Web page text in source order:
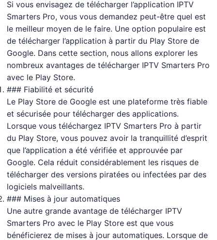
Si vous envisagez de télécharger l’application IPTV
Smarters Pro, vous vous demandez peut-être quel est
le meilleur moyen de le faire. Une option populaire est
de télécharger l’application à partir du Play Store de
Google. Dans cette section, nous allons explorer les
nombreux avantages de télécharger IPTV Smarters Pro
avec le Play Store.
### Fiabilité et sécurité
Le Play Store de Google est une plateforme très fiable
et sécurisée pour télécharger des applications.
Lorsque vous téléchargez IPTV Smarters Pro à partir
du Play Store, vous pouvez avoir la tranquillité d’esprit
que l’application a été vérifiée et approuvée par
Google. Cela réduit considérablement les risques de
télécharger des versions piratées ou infectées par des
logiciels malveillants.
### Mises à jour automatiques
Une autre grande avantage de télécharger IPTV
Smarters Pro avec le Play Store est que vous
bénéficierez de mises à jour automatiques. Lorsque de